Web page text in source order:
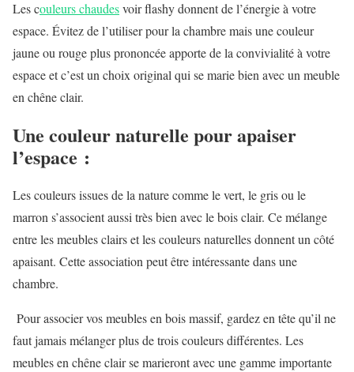
Les couleurs chaudesvoir flashy donnent de l’énergie à votre
espace. Évitez de l’utiliser pour la chambre mais une couleur
jaune ou rouge plus prononcée apporte de la convivialité à votre
espace et c’est un choix original qui se marie bien avec un meuble
en chêne clair.
Une couleur naturelle pour apaiser
l’espace :
Les couleurs issues de la nature comme le vert, le gris ou le
marron s’associent aussi très bien avec le bois clair. Ce mélange
entre les meubles clairs et les couleurs naturelles donnent un côté
apaisant. Cette association peut être intéressante dans une
chambre.
Pour associer vos meubles en bois massif, gardez en tête qu’il ne
faut jamais mélanger plus de trois couleurs différentes. Les
meubles en chêne clair se marieront avec une gamme importante